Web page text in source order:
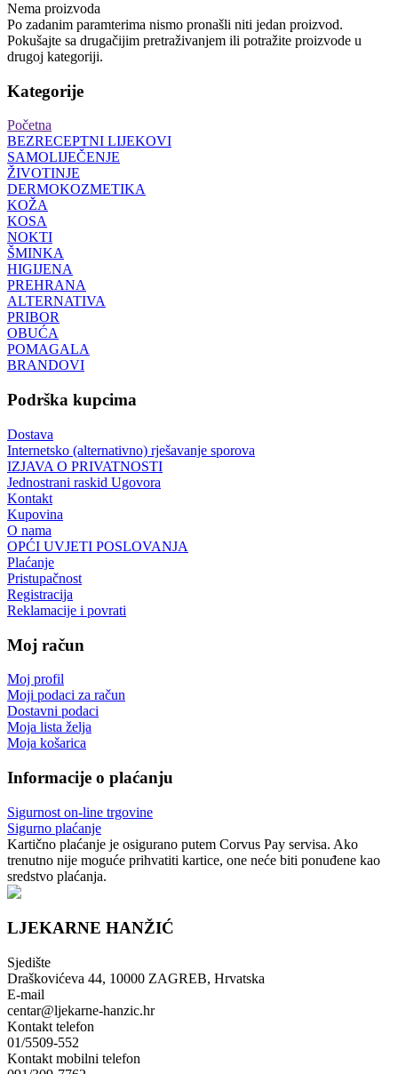
Nema proizvoda
Po zadanim paramterima nismo pronašli niti jedan proizvod.
Pokušajte sa drugačijim pretraživanjem ili potražite proizvode u
drugoj kategoriji.
Kategorije
Početna
BEZRECEPTNI LIJEKOVI
SAMOLIJEČENJE
ŽIVOTINJE
DERMOKOZMETIKA
KOŽA
KOSA
NOKTI
ŠMINKA
HIGIJENA
PREHRANA
ALTERNATIVA
PRIBOR
OBUĆA
POMAGALA
BRANDOVI
Podrška kupcima
Dostava
Internetsko (alternativno) rješavanje sporova
IZJAVA O PRIVATNOSTI
Jednostrani raskid Ugovora
Kontakt
Kupovina
O nama
OPĆI UVJETI POSLOVANJA
Plaćanje
Pristupačnost
Registracija
Reklamacije i povrati
Moj račun
Moj profil
Moji podaci za račun
Dostavni podaci
Moja lista želja
Moja košarica
Informacije o plaćanju
Sigurnost on-line trgovine
Sigurno plaćanje
Kartično plaćanje je osigurano putem Corvus Pay servisa. Ako
trenutno nije moguće prihvatiti kartice, one neće biti ponuđene kao
sredstvo plaćanja.
LJEKARNE HANŽIĆ
Sjedište
Draškovićeva 44, 10000 ZAGREB, Hrvatska
E-mail
centar@ljekarne-hanzic.hr
Kontakt telefon
01/5509-552
Kontakt mobilni telefon